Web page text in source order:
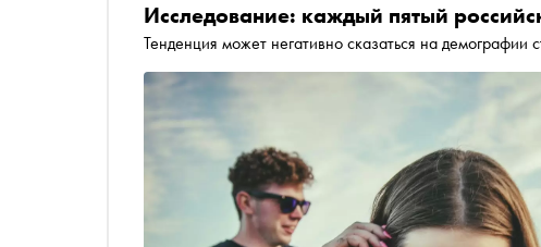
Исследование: каждый пятый
Тенденция может негативно сказаться на демографии